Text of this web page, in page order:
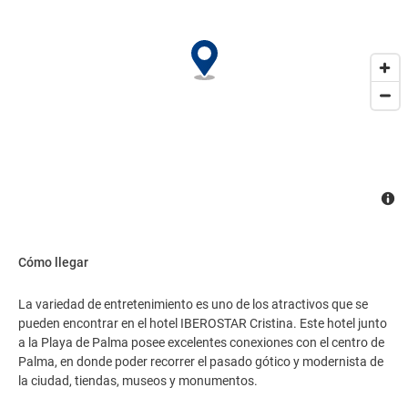
Cómo llegar
La variedad de entretenimiento es uno de los atractivos que se
pueden encontrar en el hotel IBEROSTAR Cristina. Este hotel junto
a la Playa de Palma posee excelentes conexiones con el centro de
Palma, en donde poder recorrer el pasado gótico y modernista de
la ciudad, tiendas, museos y monumentos.